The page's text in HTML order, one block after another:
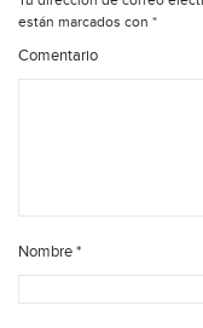
están marcados con *
Comentario
Nombre*